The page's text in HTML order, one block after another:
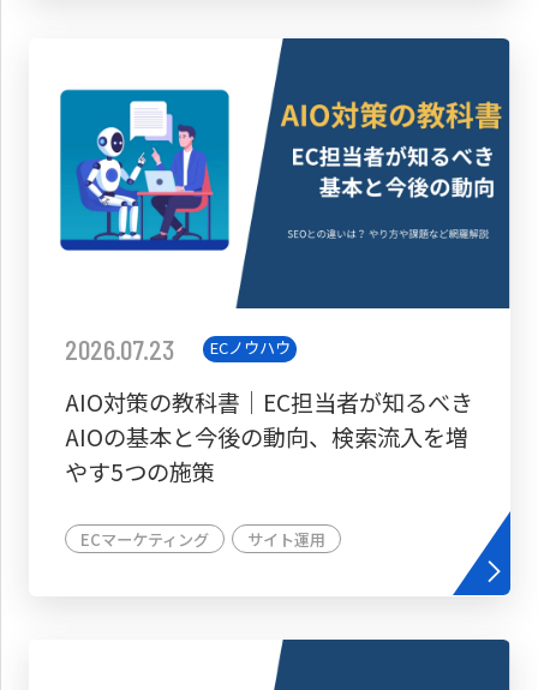
2026.07.23 ECノウハウ
AIO対策の教科書│EC担当者が知るべき
AIOの基本と今後の動向、検索流入を増
やす5つの施策
ECマーケティング サイト運用